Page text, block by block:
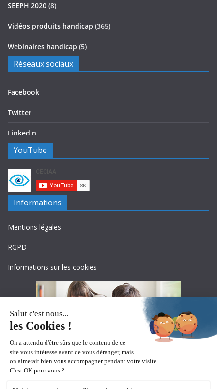
SEEPH 2020 (8)
Vidéos produits handicap (365)
Webinaires handicap (5)
Réseaux sociaux
Facebook
Twitter
Linkedin
YouTube
Informations
Mentions légales
RGPD
Informations sur les cookies